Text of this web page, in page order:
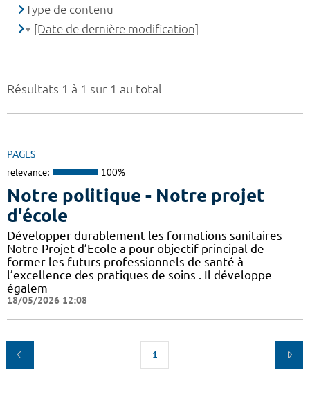
Résultats 1 à 1 sur 1 au total
PAGES
relevance: 100%
Notre politique - Notre projet
d'école
Développer durablement les formations sanitaires
Notre Projet d’Ecole a pour objectif principal de
former les futurs professionnels de santé à
l’excellence des pratiques de soins . Il développe
égalem
18/05/2026 12:08
1
Type de contenu
[Date de dernière modification]